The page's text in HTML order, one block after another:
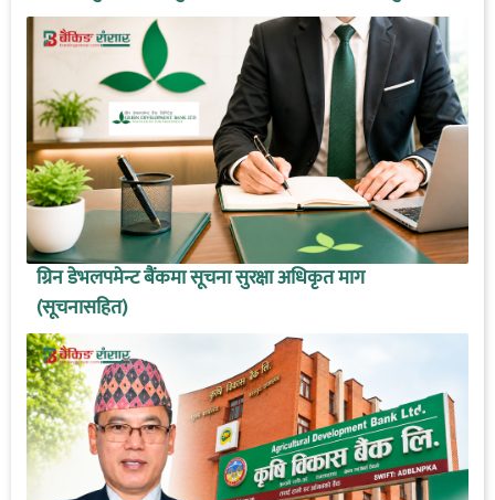
ग्रिन डेभलपमेन्ट बैंकमा सूचना सुरक्षा अधिकृत माग
(सूचनासहित)